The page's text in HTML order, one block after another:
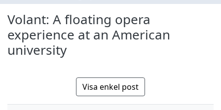
Volant: A floating opera
experience at an American
university
Visa enkel post